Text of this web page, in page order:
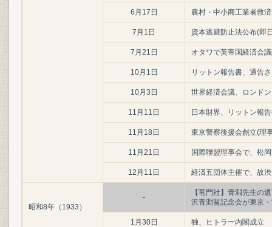
6月17日 農村・中小商工業者救
7月1日 資本逃避防止法公布(即
7月21日 オタワで英帝国経済会
10月1日 リットン報告書、通告
10月3日 世界経済会議、ロンド
11月11日 日本財界、リットン報
11月18日 東京警察後援会創立(理
11月21日 国際聯盟理事会で、松
12月11日 経済五団体主催で、故
昭和8年（1933）
-
【竜門社】青淵先生の
沢青淵翁記念会が東京
1月30日 独、ヒトラー内閣成立